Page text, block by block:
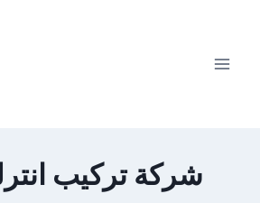
شركة تركيب